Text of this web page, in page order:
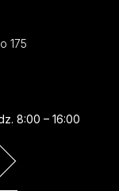
175
8:00 – 16:00